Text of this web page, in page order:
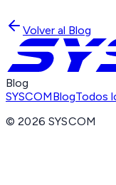
Volver al Blog
Blog
SYSCOMBlogTodos
©2026 SYSCOM